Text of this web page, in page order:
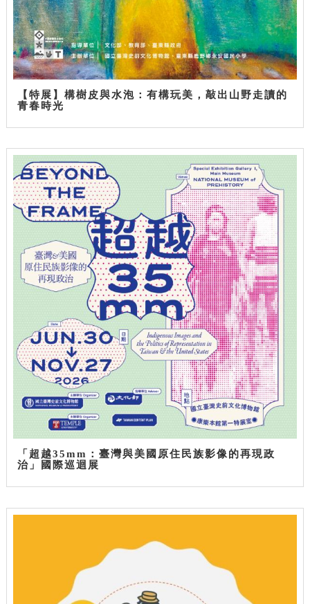
【特展】構樹皮與水泡：有構玩美，敲出山野走讀的
青春時光
「超越35mm：臺灣與美國原住民族影像的再現政
治」國際巡迴展